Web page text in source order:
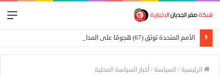
الأمم المتحدة توثق (67) هجومًا على المدارس في السودان
الرئيسية /السياسة /أخبار السياسة المحلية